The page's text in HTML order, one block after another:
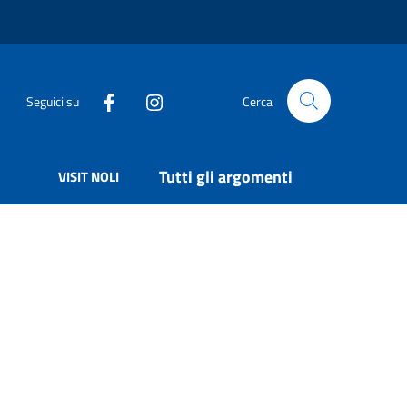
Seguici su Cerca
VISIT NOLI Tutti gli argomenti